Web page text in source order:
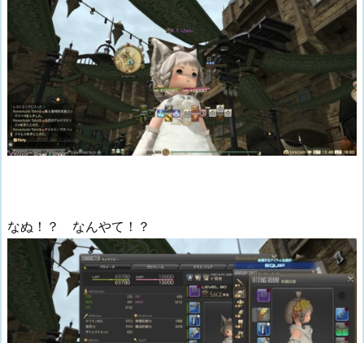
なぬ！？ なんやて！？